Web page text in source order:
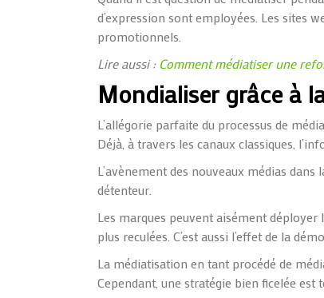
d’expression sont employées. Les sites
promotionnels.
Lire aussi : Comment médiatiser une
Mondialiser grâce à
L’allégorie parfaite du processus de
Déjà, à travers les canaux classiques,
L’avènement des nouveaux médias
détenteur.
Les marques peuvent aisément
plus reculées. C’est aussi l’effet de la
La médiatisation en tant procédé de
Cependant, une stratégie bien ficelée